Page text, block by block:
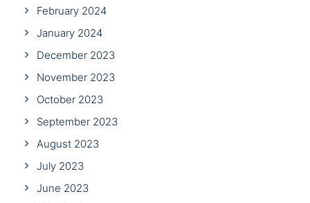
February 2024
January 2024
December 2023
November 2023
October 2023
September 2023
August 2023
July 2023
June 2023